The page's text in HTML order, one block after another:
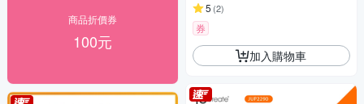
商品折價券
100元
5 (2)
券
加入購物車